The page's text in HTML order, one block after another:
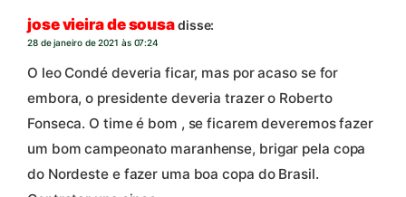
jose vieira de sousadisse:
28 de janeiro de 2021 às 07:24
O leo Condé deveria ficar, mas por acaso se for
embora, o presidente deveria trazer o Roberto
Fonseca. O time é bom , se ficarem deveremos fazer
um bom campeonato maranhense, brigar pela copa
do Nordeste e fazer uma boa copa do Brasil.